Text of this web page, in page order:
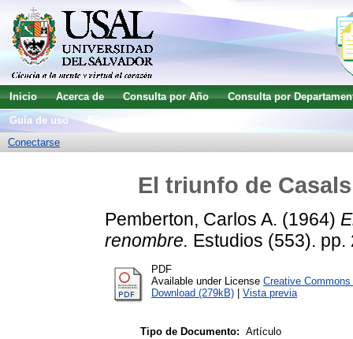
Inicio Acerca de Consulta por Año
Consulta por
Guía de uso
Conectarse
El triunfo de
Pemberton, Carlos A. (1964)
renombre. Estudios (553). pp.
PDF
Available under License Creative
Download (279kB)
Vista previa
Tipo de Documento: Artículo